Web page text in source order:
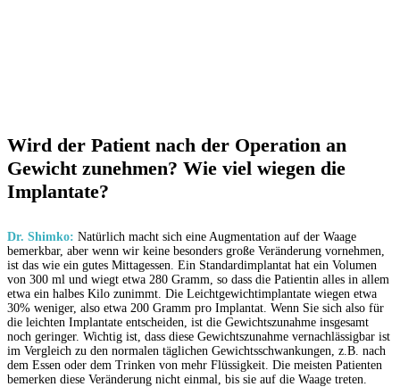
Wird der Patient nach der Operation an
Gewicht zunehmen? Wie viel wiegen die
Implantate?
Dr. Shimko: Natürlich macht sich eine Augmentation auf der Waage
bemerkbar, aber wenn wir keine besonders große Veränderung vornehmen,
ist das wie ein gutes Mittagessen. Ein Standardimplantat hat ein Volumen
von 300 ml und wiegt etwa 280 Gramm, so dass die Patientin alles in allem
etwa ein halbes Kilo zunimmt. Die Leichtgewichtimplantate wiegen etwa
30% weniger, also etwa 200 Gramm pro Implantat. Wenn Sie sich also für
die leichten Implantate entscheiden, ist die Gewichtszunahme insgesamt
noch geringer. Wichtig ist, dass diese Gewichtszunahme vernachlässigbar ist
im Vergleich zu den normalen täglichen Gewichtsschwankungen, z.B. nach
dem Essen oder dem Trinken von mehr Flüssigkeit. Die meisten Patienten
bemerken diese Veränderung nicht einmal, bis sie auf die Waage treten.